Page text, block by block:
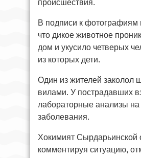
происшествия.
В подписи к фотографиям
что дикое животное
дом и укусило четверых
из которых дети.
Один из жителей заколол
вилами. У пострадавших
лабораторные анализы
заболевания.
Хокимият Сырдарьинской
комментируя ситуацию,